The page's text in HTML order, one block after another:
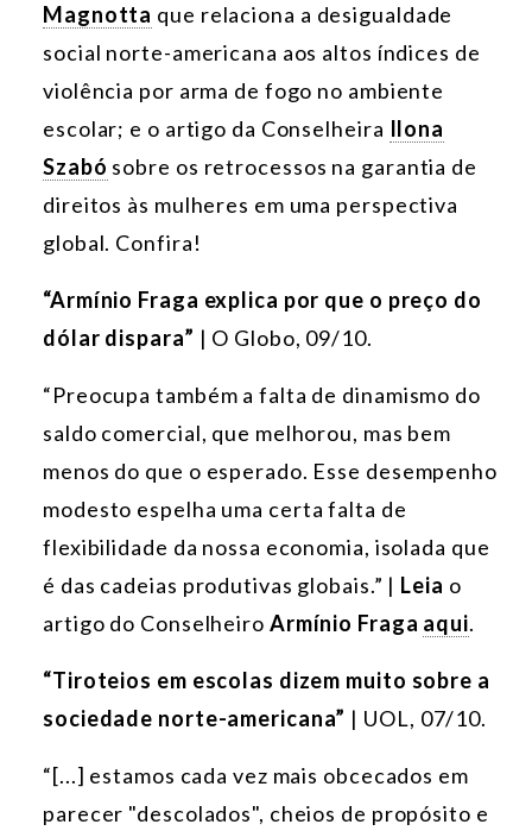
Magnotta que relaciona a desigualdade
social norte-americana aos altos índices de
violência por arma de fogo no ambiente
escolar; e o artigo da Conselheira Ilona
Szabó sobre os retrocessos na garantia de
direitos às mulheres em uma perspectiva
global. Confira!
“Armínio Fraga explica por que o preço do
dólar dispara” | O Globo, 09/10.
“Preocupa também a falta de dinamismo do
saldo comercial, que melhorou, mas bem
menos do que o esperado. Esse desempenho
modesto espelha uma certa falta de
flexibilidade da nossa economia, isolada que
é das cadeias produtivas globais.” | Leia o
artigo do Conselheiro Armínio Fraga aqui.
“Tiroteios em escolas dizem muito sobre a
sociedade norte-americana” | UOL, 07/10.
“[...] estamos cada vez mais obcecados em
parecer "descolados", cheios de propósito e